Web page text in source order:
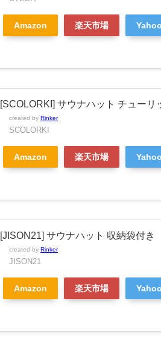
Amazon 楽天市場
[SCOLORKI] サウナハット チューリ
created by Rinker
SCOLORKI
Amazon 楽天市場
[JISON21] サウナハット 収納袋付き
created by Rinker
JISON21
Amazon 楽天市場